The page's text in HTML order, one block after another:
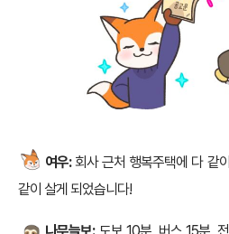
여우:회사 근처 행복주택에 다 같
같이 살게 되었습니다!